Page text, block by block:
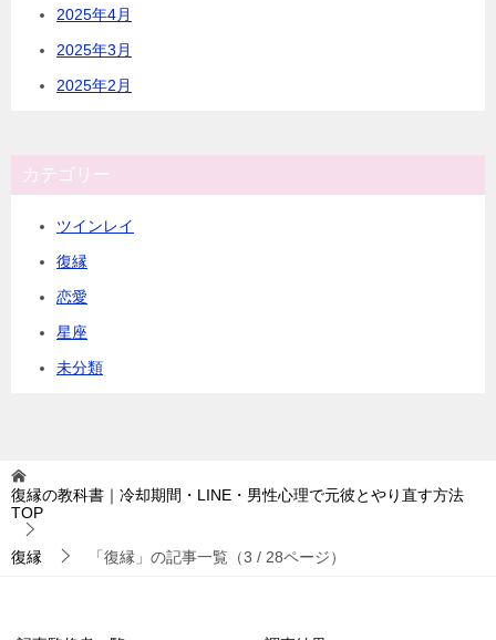
2025年4月
2025年3月
2025年2月
カテゴリー
ツインレイ
復縁
恋愛
星座
未分類
復縁の教科書｜冷却期間・LINE・男性心理で元彼とやり直す方法
TOP
復縁 「復縁」の記事一覧（3 / 28ページ）